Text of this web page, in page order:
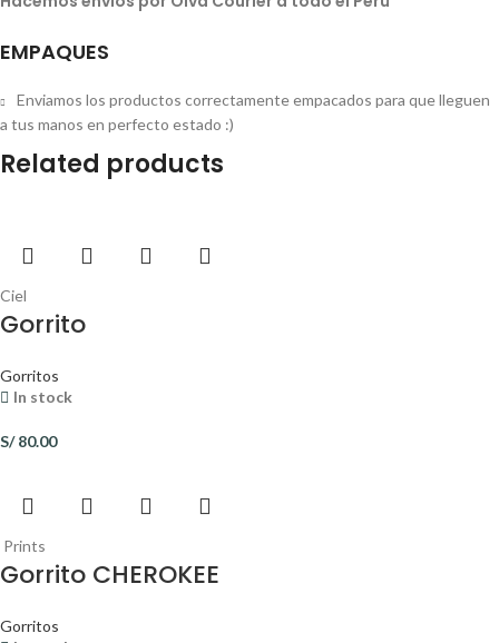
EMPAQUES
Enviamos los productos correctamente empacados para que lleguen
a tus manos en perfecto estado :)
Related products
Ciel
Gorrito
Gorritos
In stock
S/80.00
Prints
Gorrito CHEROKEE
Gorritos